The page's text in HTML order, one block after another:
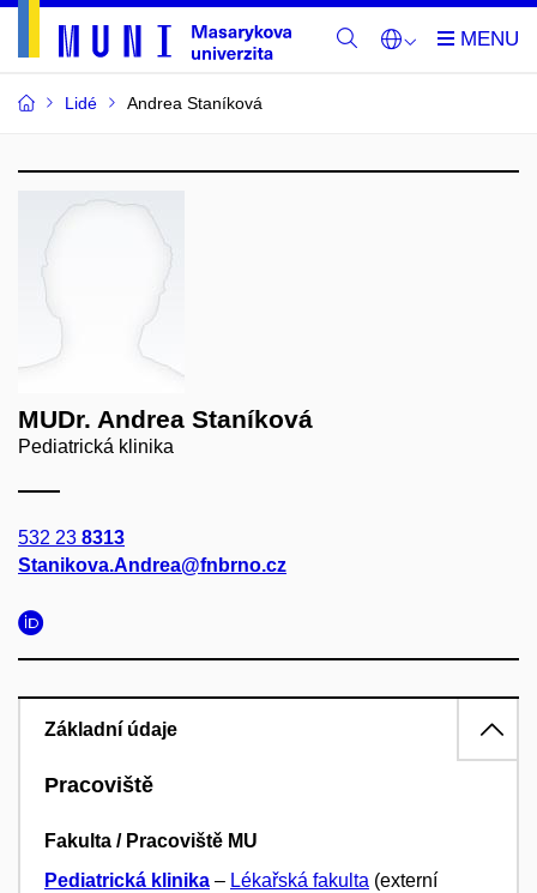
Lidé Andrea Staníková
MUDr. Andrea Staníková
Pediatrická klinika
532 23 8313
Stanikova.Andrea@fnbrno.cz
Základní údaje
Pracoviště
Fakulta / Pracoviště MU
Pediatrická klinika – Lékařská fakulta (externí